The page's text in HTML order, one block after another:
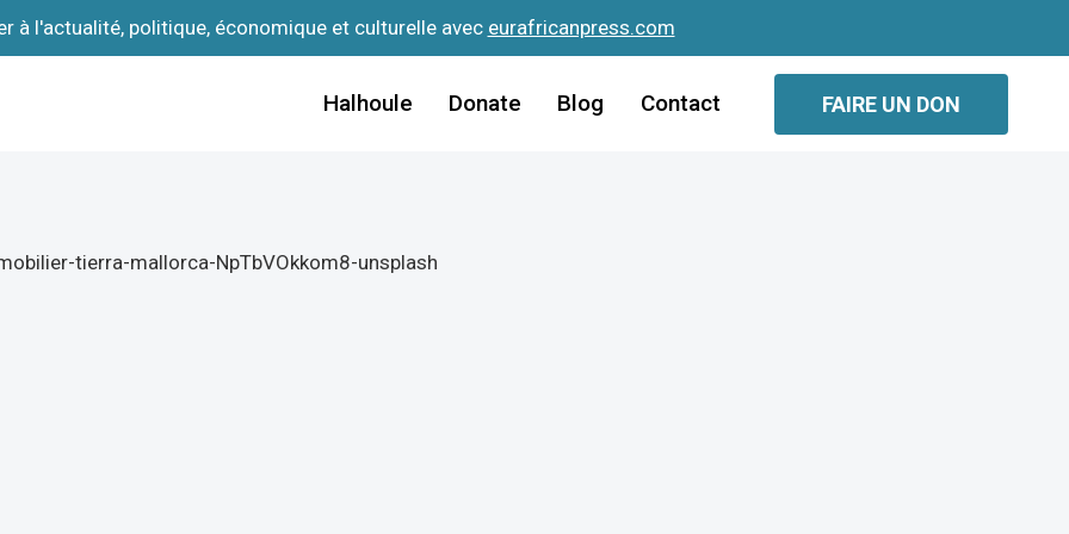
à l'actualité, politique, économique et culturelle avec eurafricanpress.com
Halhoule Donate Blog Contact FAIRE UN DON